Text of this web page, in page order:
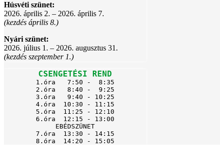
Húsvéti szünet:
2026. április 2. – 2026. április 7.
(kezdés április 8.)
Nyári szünet:
2026. július 1. – 2026. augusztus 31.
(kezdés szeptember 1.)
CSENGETÉSI REND
1.óra   7:50 -  8:35
2.óra   8:40 -  9:25
3.óra   9:40 - 10:25
4.óra  10:30 - 11:15
5.óra  11:25 - 12:10
6.óra  12:15 - 13:00
EBÉDSZÜNET
7.óra  13:30 - 14:15
8.óra  14:20 - 15:05